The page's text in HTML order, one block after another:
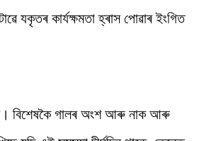
যকৃতৰ কাৰ্যক্ষমতা হ্ৰাস পোৱাৰ ইংগিত
বিশেষকৈ গালৰ অংশ আৰু নাক আৰু